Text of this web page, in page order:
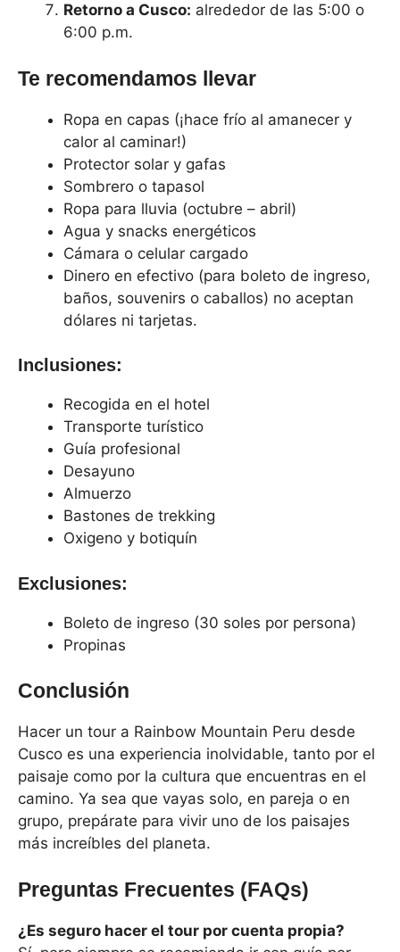
Retorno a Cusco: alrededor de las 5:00 o
6:00 p.m.
Te recomendamos llevar
Ropa en capas (¡hace frío al amanecer y
calor al caminar!)
Protector solar y gafas
Sombrero o tapasol
Ropa para lluvia (octubre – abril)
Agua y snacks energéticos
Cámara o celular cargado
Dinero en efectivo (para boleto de ingreso,
baños, souvenirs o caballos) no aceptan
dólares ni tarjetas.
Inclusiones:
Recogida en el hotel
Transporte turístico
Guía profesional
Desayuno
Almuerzo
Bastones de trekking
Oxigeno y botiquín
Exclusiones:
Boleto de ingreso (30 soles por persona)
Propinas
Conclusión
Hacer un tour a Rainbow Mountain Peru desde
Cusco es una experiencia inolvidable, tanto por el
paisaje como por la cultura que encuentras en el
camino. Ya sea que vayas solo, en pareja o en
grupo, prepárate para vivir uno de los paisajes
más increíbles del planeta.
Preguntas Frecuentes (FAQs)
¿Es seguro hacer el tour por cuenta propia?